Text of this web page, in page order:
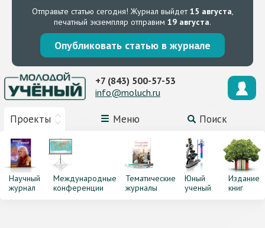
Отправьте статью сегодня! Журнал выйдет15 августа,
печатный экземпляр отправим 19 августа.
Опубликовать статью в журнале
Проекты Меню Поиск
+7 (843) 500-57-53
info@moluch.ru
Научный
журнал
Международные
конференции
Тематические
журналы
Юный
ученый
Издание
книг